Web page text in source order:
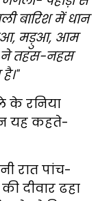
बारिश में धान
मड़ुआ, आम
ने तहस-नहस
के रनिया
यह कहते-
रात पांच-
दीवार ढहा